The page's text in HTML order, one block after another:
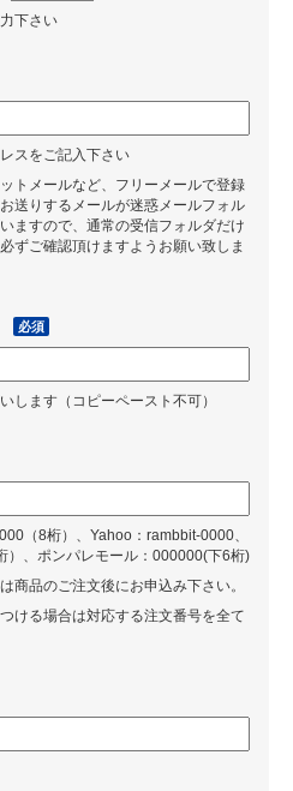
下さい
スをご記入下さい
トメールなど、フリーメールで登録
送りするメールが迷惑メールフォル
ますので、通常の受信フォルダだけ
ずご確認頂けますようお願い致しま
必須
します（コピーペースト不可）
（8桁）、Yahoo：rambbit-0000、
、ポンパレモール：000000(下6桁)
商品のご注文後にお申込み下さい。
ける場合は対応する注文番号を全て